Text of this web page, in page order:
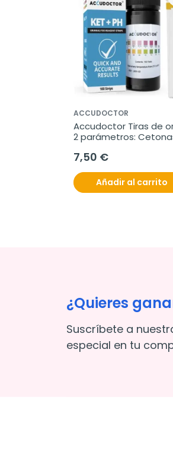
ACCUDOCTOR
Accudoctor Tiras de
2 parámetros:
7,50 €
Añadir al carrito
¿Quieres
Suscríbete a
especial en tu